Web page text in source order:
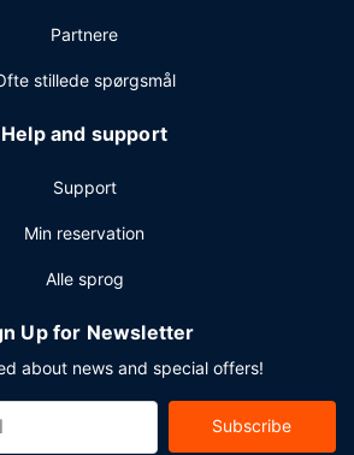
Partnere
stillede spørgsmål
Help and support
Support
Min reservation
Alle sprog
Up for Newsletter
about news and special offers!
Subscribe